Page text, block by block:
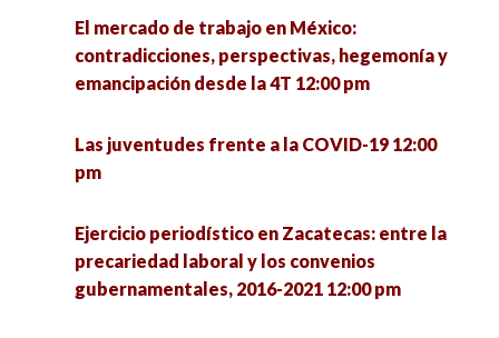
Frontera Norte: ¿Hacia dónde va la Sociología?
4:00 pm
Las hijas del terror: poesía y performance sobre
conflicto armado 4:00 pm
Hospital Pyme. Plataforma de asesoría
empresarial 4:00 pm
Foro de intercambio de experiencias México-
Brasil sobre formación del profesorado
UNISON-UNESP 1:00 pm
Rebuilding the economy: Economic policies for
recovery and development 1:00 pm
Encuentro de investigadoras en formación:
retos de la profesión desde lo local 1:00 pm
El mercado de trabajo en México:
contradicciones, perspectivas, hegemonía y
emancipación desde la 4T 12:00 pm
Las juventudes frente a la COVID-19 12:00
pm
Ejercicio periodístico en Zacatecas: entre la
precariedad laboral y los convenios
gubernamentales, 2016-2021 12:00 pm